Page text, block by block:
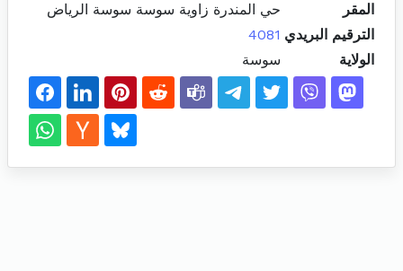
المقر
حي المندرة زاوية سوسة سوسة الرياض
الترقيم البريدي 4081
الولاية
سوسة